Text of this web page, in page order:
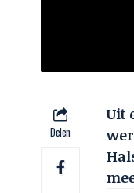
Delen
Uit